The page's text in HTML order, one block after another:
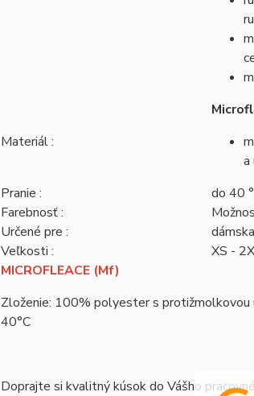
Materiál :
a
Pranie :
do 40
Farebnosť :
Určené pre :
dámska
Veľkosti :
XS -
MICROFLEACE (Mf)
Zloženie: 100% polyester s protižmolkovou
40°C
Doprajte si kvalitný kúsok do Vášho